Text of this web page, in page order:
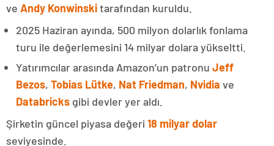
ve Andy Konwinskitarafından kuruldu.
2025 Haziran ayında, 500 milyon dolarlık fonlama
turu ile değerlemesini 14 milyar dolara yükseltti.
Yatırımcılar arasında Amazon’un patronu Jeff
Bezos, Tobias Lütke, Nat Friedman, Nvidia ve
Databricks gibi devler yer aldı.
Şirketin güncel piyasa değeri 18 milyar dolar
seviyesinde.